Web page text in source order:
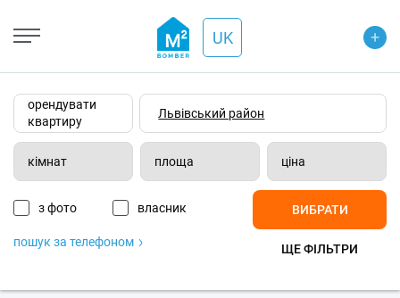
UK +
орендувати
квартиру
кімнат площа ціна
з фото власник
пошук за телефоном ЩЕ ФІЛЬТРИ
ВИБРАТИ
Open Street
Wiki-карта
Супутник
Транспорт
+
−